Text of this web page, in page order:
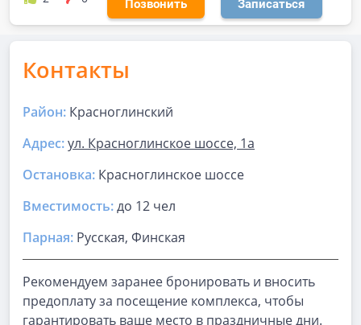
Позвонить Записаться
Контакты
Район: Красноглинский
Адрес:ул. Красноглинское шоссе, 1а
Остановка: Красноглинское шоссе
Вместимость:до 12 чел
Парная: Русская, Финская
Рекомендуем заранее бронировать и вносить
предоплату за посещение комплекса, чтобы
гарантировать ваше место в праздничные дни.